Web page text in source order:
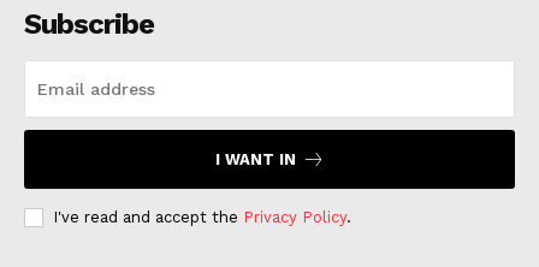
Subscribe
I WANT IN
I've read and accept the Privacy Policy.